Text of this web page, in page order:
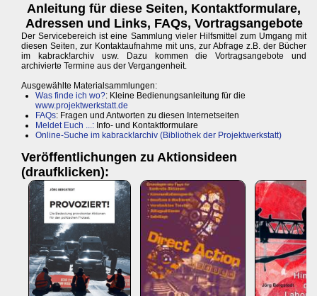
Anleitung für diese Seiten, Kontaktformulare,
Adressen und Links, FAQs, Vortragsangebote
Der Servicebereich ist eine Sammlung vieler Hilfsmittel zum Umgang mit
diesen Seiten, zur Kontaktaufnahme mit uns, zur Abfrage z.B. der Bücher
im kabrack!archiv usw. Dazu kommen die Vortragsangebote und
archivierte Termine aus der Vergangenheit.
Ausgewählte Materialsammlungen:
Was finde ich wo?: Kleine Bedienungsanleitung für die
www.projektwerkstatt.de
FAQs: Fragen und Antworten zu diesen Internetseiten
Meldet Euch ...: Info- und Kontaktformulare
Online-Suche im kabrack!archiv (Bibliothek der Projektwerkstatt)
Veröffentlichungen zu Aktionsideen
(draufklicken):